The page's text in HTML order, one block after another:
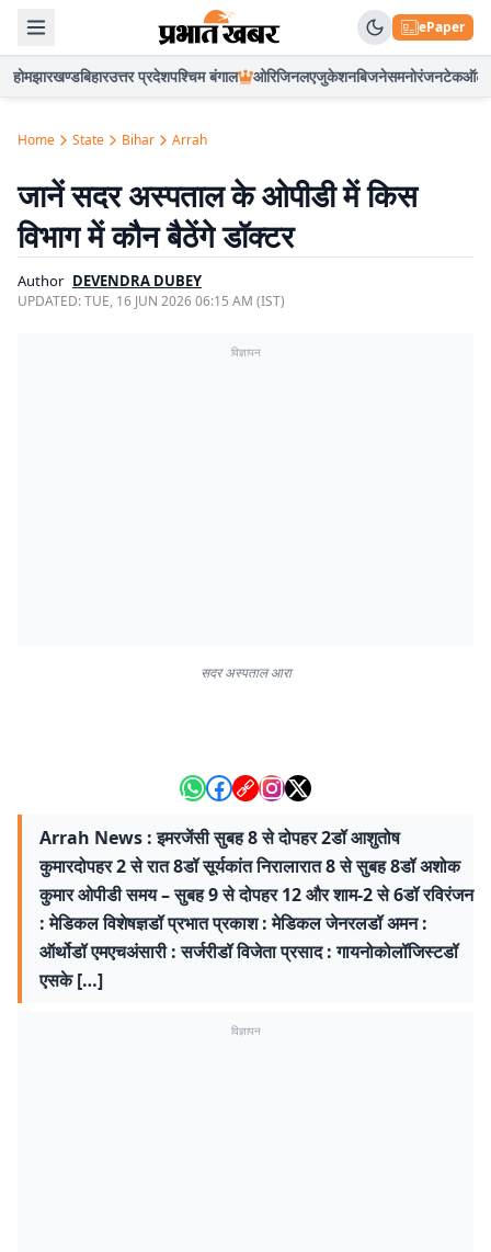
ePaper
होमझारखण्डबिहारउत्तर प्रदेशपश्चिम बंगाल ओरिजिनलएजुकेशनबिजनेसमनोरंजनटेकऑटो
Home State Bihar Arrah
जानें सदर अस्पताल के ओपीडी में किस
विभाग में कौन बैठेंगे डॉक्टर
Author DEVENDRA DUBEY
UPDATED:TUE, 16 JUN 2026 06:15 AM (IST)
विज्ञापन
सदर अस्पताल आरा
Arrah News : इमरजेंसी सुबह 8 से दोपहर 2डॉ आशुतोष
कुमारदोपहर 2 से रात 8डॉ सूर्यकांत निरालारात 8 से सुबह 8डॉ अशोक
कुमार ओपीडी समय – सुबह 9 से दोपहर 12 और शाम-2 से 6डॉ रविरंजन
: मेडिकल विशेषज्ञडॉ प्रभात प्रकाश : मेडिकल जेनरलडॉ अमन :
ऑर्थोडॉ एमएचअंसारी : सर्जरीडॉ विजेता प्रसाद : गायनोकोलॉजिस्टडॉ
एसके […]
विज्ञापन